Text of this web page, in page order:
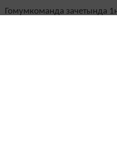
Гомумкоманда зачетында